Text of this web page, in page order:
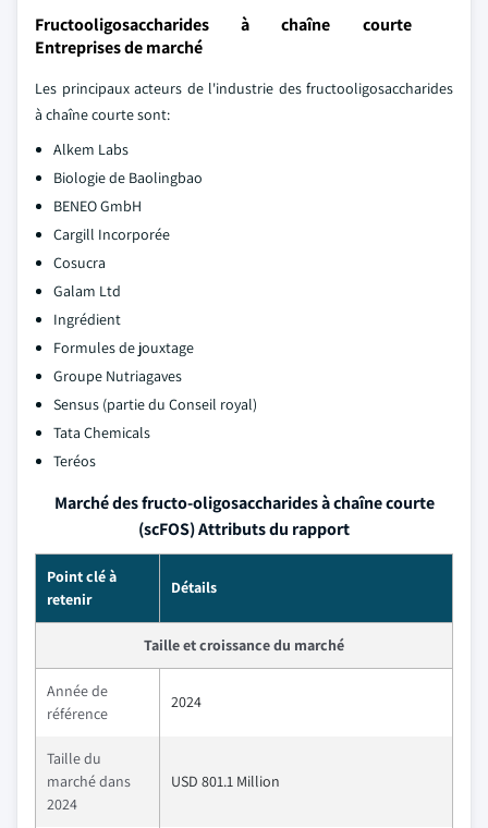
Fructooligosaccharides à chaîne courte
Entreprises de marché
Les principaux acteurs de l'industrie des fructooligosaccharides
à chaîne courte sont:
Alkem Labs
Biologie de Baolingbao
BENEO GmbH
Cargill Incorporée
Cosucra
Galam Ltd
Ingrédient
Formules de jouxtage
Groupe Nutriagaves
Sensus (partie du Conseil royal)
Tata Chemicals
Teréos
Marché des fructo-oligosaccharides à chaîne courte
(scFOS) Attributs du rapport
Point clé à
retenir
Détails
Taille et croissance du marché
Année de
référence
2024
Taille du
marché dans
2024
USD 801.1 Million